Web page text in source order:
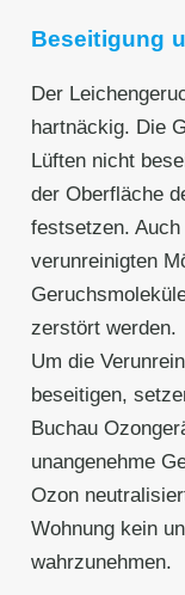
Beseitigung
Der
hartnäckig. Die
Lüften nicht
der Oberfläche
festsetzen.
verunreinigten
zerstört werden.
Um die
beseitigen,
Buchau
unangenehme
Ozon
Wohnung kein
wahrzunehmen.